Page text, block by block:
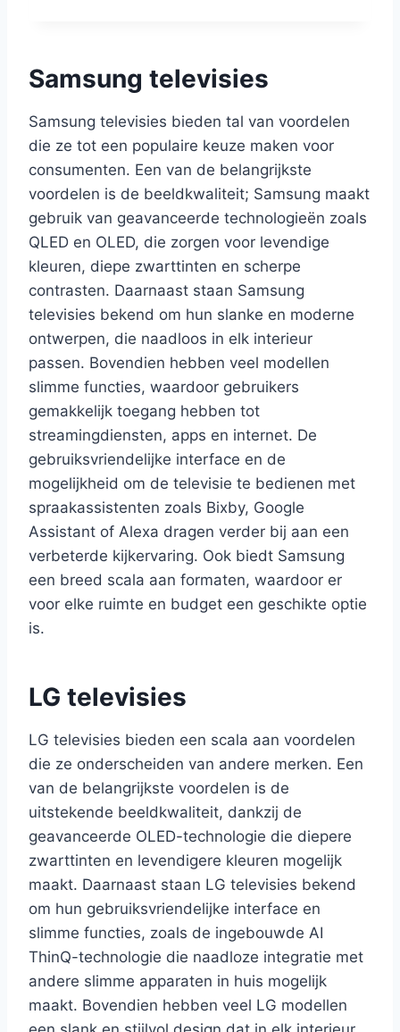
Samsung televisies
Samsung televisies bieden tal van voordelen
die ze tot een populaire keuze maken voor
consumenten. Een van de belangrijkste
voordelen is de beeldkwaliteit; Samsung maakt
gebruik van geavanceerde technologieën zoals
QLED en OLED, die zorgen voor levendige
kleuren, diepe zwarttinten en scherpe
contrasten. Daarnaast staan Samsung
televisies bekend om hun slanke en moderne
ontwerpen, die naadloos in elk interieur
passen. Bovendien hebben veel modellen
slimme functies, waardoor gebruikers
gemakkelijk toegang hebben tot
streamingdiensten, apps en internet. De
gebruiksvriendelijke interface en de
mogelijkheid om de televisie te bedienen met
spraakassistenten zoals Bixby, Google
Assistant of Alexa dragen verder bij aan een
verbeterde kijkervaring. Ook biedt Samsung
een breed scala aan formaten, waardoor er
voor elke ruimte en budget een geschikte optie
is.
LG televisies
LG televisies bieden een scala aan voordelen
die ze onderscheiden van andere merken. Een
van de belangrijkste voordelen is de
uitstekende beeldkwaliteit, dankzij de
geavanceerde OLED-technologie die diepere
zwarttinten en levendigere kleuren mogelijk
maakt. Daarnaast staan LG televisies bekend
om hun gebruiksvriendelijke interface en
slimme functies, zoals de ingebouwde AI
ThinQ-technologie die naadloze integratie met
andere slimme apparaten in huis mogelijk
maakt. Bovendien hebben veel LG modellen